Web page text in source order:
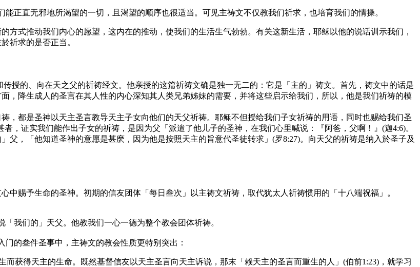
正直无邪地所渴望的一切，且渴望的顺序也很适当。可见主祷文不仅教我们祈求，也培育我们的情操。
方式推动我们内心的愿望，这内在的推动，使我们的生活生气勃勃。有关这新生活，耶稣以他的说话训示我们，
祈求的是否正当。
授的、向在天之父的祈祷经文。他亲授的这篇祈祷文确是独一无二的：它是「主的」祷文。首先，祷文中的话是
，降生成人的圣言在其人性的内心深知其人类兄弟姊妹的需要，并将这些启示给我们，所以，他是我们祈祷的模
，都是圣神以天主圣言教导天主子女向他们的天父祈祷。耶稣不但授给我们子女祈祷的用语，同时也赐给我们圣
，证实我们能作出子女的祈祷，是因为父「派遣了他儿子的圣神，在我们心里喊说：『阿爸，父啊！』(迦4:6)。
父，「他知道圣神的意愿是甚麽，因为他是按照天主的旨意代圣徒转求」(罗8:27)。向天父的祈祷是纳入於圣子及
中赐予生命的圣神。初期的信友团体「每日叁次」以主祷文祈祷，取代犹太人祈祷惯用的「十八端祝福」。
我们的」天父。他教我们一心一德为整个教会团体祈祷。
的叁件圣事中，主祷文的教会性质更特别突出：
而获得天主的生命。既然基督信友以天主圣言向天主诉说，那末「赖天主的圣言而重生的人」(伯前1:23)，就学习